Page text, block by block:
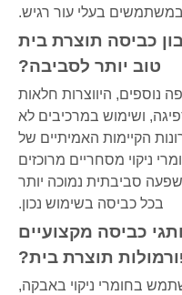
במשתמשים בעלי עור רגיש.
4: האם סבון כביסה תוצרת בית
טוב יותר לסביבה?
נוספים, היווצרות חלאות
ושימוש במרכיבים לא
הקיימות האמיתיים של
ניקוי מסחריים מרוכזים
סביבתית נמוכה יותר
בכל כביסה בשימוש נכון.
5: במה מותגי כביסה מקצועיים
תוצרת בית?
בחומרי ניקוי באבקה,